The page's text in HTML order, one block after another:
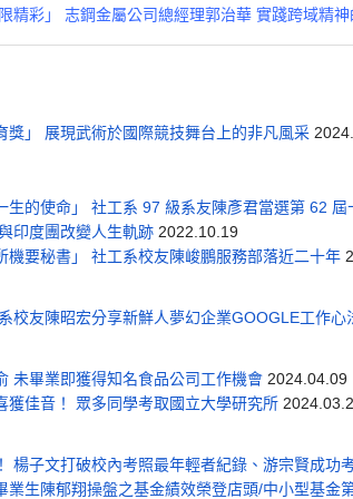
精彩」 志鋼金屬公司總經理郭治華 實踐跨域精
獎」 展現武術於國際競技舞台上的非凡風采
生的使命」 社工系 97 級系友陳彥君當選第 62 屆
印度團改變人生軌跡2022.10.19
機要秘書」 社工系校友陳峻鵬服務部落近二十年
校友陳昭宏分享新鮮人夢幻企業GOOGLE工作心
未畢業即獲得知名食品公司工作機會2024.04.09
獲佳音！ 眾多同學考取國立大學研究所
楊子文打破校內考照最年輕者紀錄、游宗賢成功
業生陳郁翔操盤之基金績效榮登店頭/中小型基金